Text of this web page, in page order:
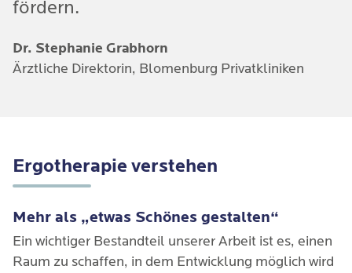
fördern.
Dr. Stephanie Grabhorn
Ärztliche Direktorin, Blomenburg Privatkliniken
Ergotherapie verstehen
Mehr als „etwas Schönes gestalten“
Ein wichtiger Bestandteil unserer Arbeit ist es, einen
Raum zu schaffen, in dem Entwicklung möglich wird